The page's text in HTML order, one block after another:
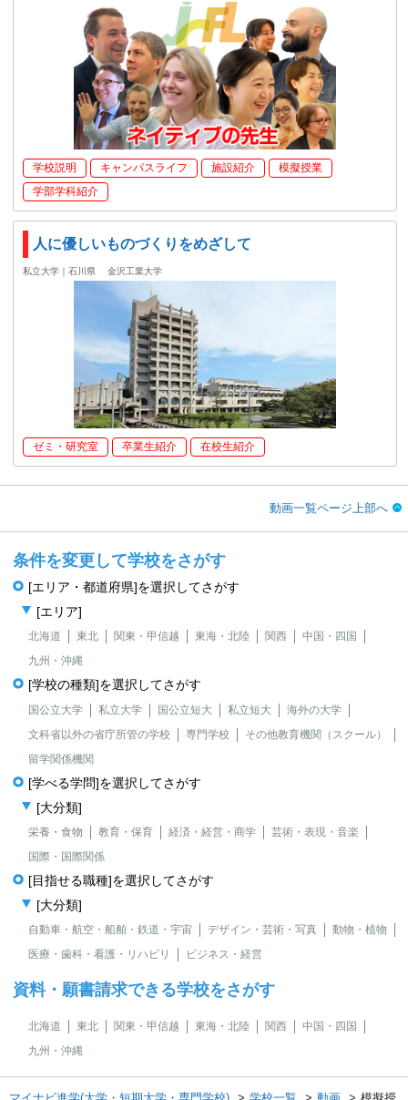
学校説明 キャンパスライフ 施設紹介
模擬授業
学部学科紹介
人に優しいものづくりをめざして
私立大学｜石川県 金沢工業大学
ゼミ・研究室 卒業生紹介 在校生紹介
動画一覧ページ上部へ
条件を変更して学校をさがす
[エリア・都道府県]を選択してさがす
[エリア]
北海道 東北 関東・甲信越 東海・北陸 関西
中国・四国
九州・沖縄
[学校の種類]を選択してさがす
国公立大学 私立大学 国公立短大 私立短大
海外の大学
文科省以外の省庁所管の学校
専門学校
その他教育機関（スクール）
留学関係機関
[学べる学問]を選択してさがす
[大分類]
栄養・食物 教育・保育 経済・経営・商学
芸術・表現・音楽
国際・国際関係
[目指せる職種]を選択してさがす
[大分類]
自動車・航空・船舶・鉄道・宇宙 デザイン・芸術・写真
動物・植物
医療・歯科・看護・リハビリ
ビジネス・経営
資料・願書請求できる学校をさがす
北海道 東北 関東・甲信越 東海・北陸 関西
中国・四国
九州・沖縄